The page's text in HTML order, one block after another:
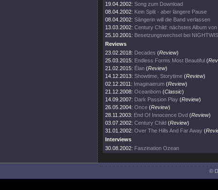
19.04.2002: Song zum Download
08.04.2002: Kein Split - aber längere Pause
08.04.2002: Sängerin will die Band verlassen
13.03.2002: Century Child: nächstes Album
25.10.2001: Besetzungswechsel bei
Reviews
23.02.2018: Decades (Review)
25.03.2015: Endless Forms Most Beautiful (
21.02.2015: Élan (Review)
14.12.2013: Showtime, Storytime (Review)
02.12.2011: Imaginaerum (Review)
21.12.2008: Oceanborn (Classic)
14.09.2007: Dark Passion Play (Review)
26.05.2004: Once (Review)
28.11.2003: End Of Innocence Dvd (Review)
03.07.2002: Century Child (Review)
31.01.2002: Over The Hills And Far Away (
Interviews
30.08.2002: Faszination Ozean
©